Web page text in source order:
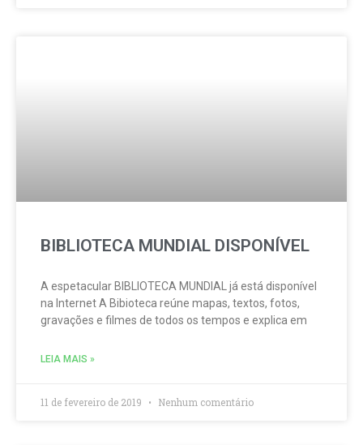
BIBLIOTECA MUNDIAL DISPONÍVEL
A espetacular BIBLIOTECA MUNDIAL já está disponível
na Internet A Bibioteca reúne mapas, textos, fotos,
gravações e filmes de todos os tempos e explica em
LEIA MAIS »
11 de fevereiro de 2019 Nenhum comentário